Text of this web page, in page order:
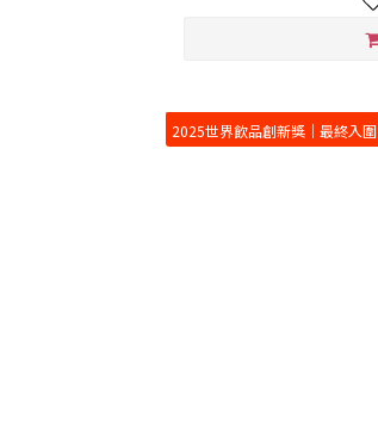
2025世界飲品創新獎｜最終入圍